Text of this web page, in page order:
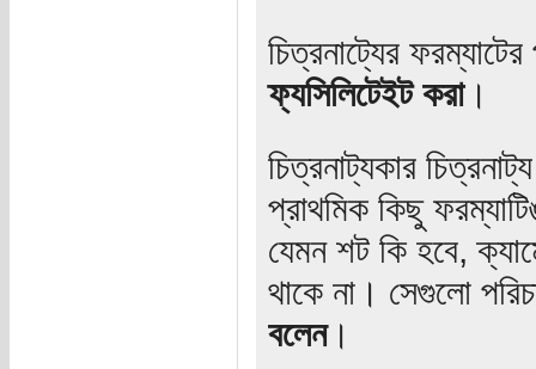
চিত্রনাট্যের
ফ্যসিলিটেইট করা।
চিত্রনাট্যকার
প্রাথমিক কিছু
যেমন শট কি হবে,
থাকে না। সেগুলো
বলেন।